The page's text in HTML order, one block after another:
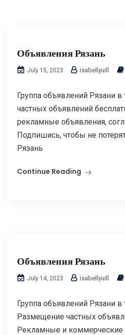
Объявления Рязань
July 15, 2023 isabellyuill
Группа объявлений Рязани
частных объявлений
рекламные объявления,
Подпишись, чтобы не
Рязань
Continue Reading
Объявления Рязань
July 14, 2023 isabellyuill
Группа объявлений Рязани в
Размещение частных
Рекламные и коммерческие